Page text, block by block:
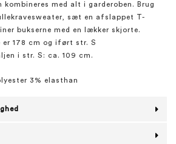
kombineres med alt i garderoben. Brug
sæt en afslappet T-
bukserne med en lækker skjorte.
er 178 cm og iført str. S
i str. S: ca. 109 cm.
3% elasthan